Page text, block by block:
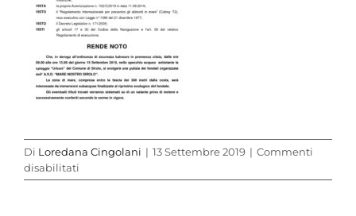
Di Loredana Cingolani | 13 Settembre 2019 | Commenti
disabilitati
105-